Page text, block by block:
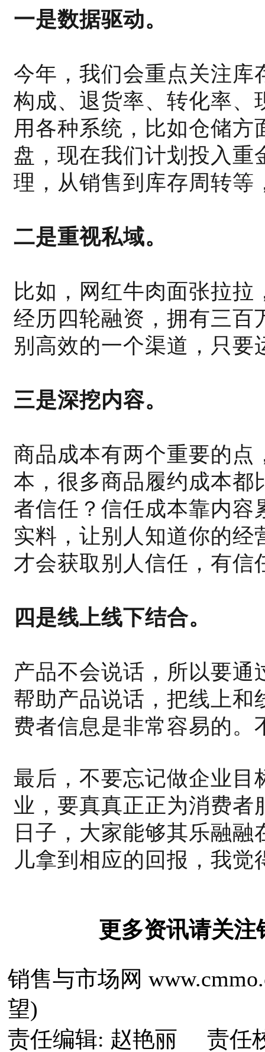
一是数据驱动。
今年，我们会重点关注库
构成、退货率、转化率、
用各种系统，比如仓储
盘，现在我们计划投入重
理，从销售到库存周转等
二是重视私域。
比如，网红牛肉面张拉
经历四轮融资，拥有三百
别高效的一个渠道，只
三是深挖内容。
商品成本有两个重要的点
本，很多商品履约成本都
者信任？信任成本靠内容
实料，让别人知道你的
才会获取别人信任，有信
四是线上线下结合。
产品不会说话，所以要
帮助产品说话，把线上和
费者信息是非常容易的
最后，不要忘记做企业目
业，要真真正正为消费
日子，大家能够其乐融
儿拿到相应的回报，我
更多资讯请关注
销售与市场网
望)
责任编辑: 赵艳丽 责任